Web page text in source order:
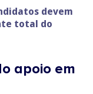
devem
total do
apoio em